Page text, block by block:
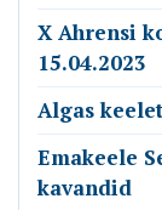
X Ahrensi
15.04.2023
Algas
Emakeele
kavandid